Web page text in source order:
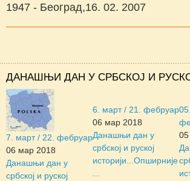
1947 - Београд,16. 02. 2007
ДАНАШЊИ ДАН У СРБСКОЈ И
7. март / 22. фебруар
06 мар 2018
Данашњи дан у
србској и руској
6. март / 21. фебруар
06 мар 2018
Данашњи дан у
србској и руској
историји... Опширније